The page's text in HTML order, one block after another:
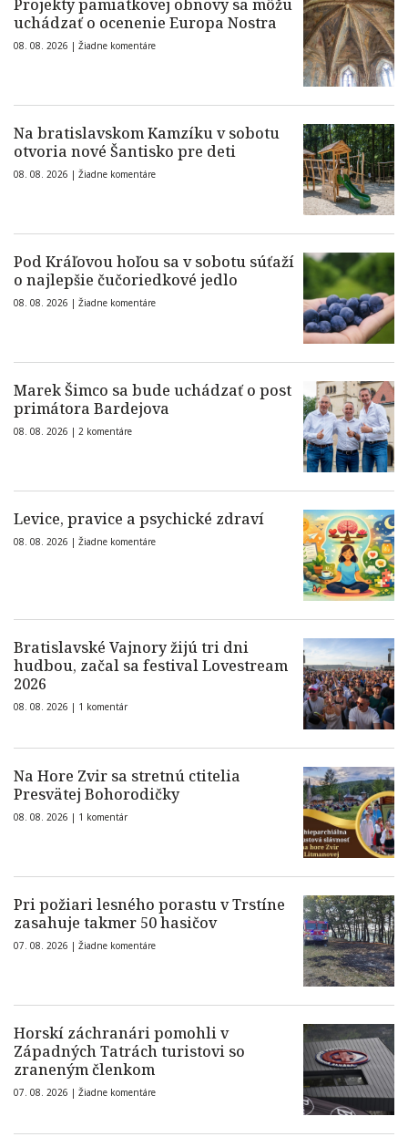
Projekty pamiatkovej obnovy sa môžu
uchádzať o ocenenie Europa Nostra
08. 08. 2026 | Žiadne komentáre
Na bratislavskom Kamzíku v sobotu
otvoria nové Šantisko pre deti
08. 08. 2026 | Žiadne komentáre
Pod Kráľovou hoľou sa v sobotu súťaží
o najlepšie čučoriedkové jedlo
08. 08. 2026 | Žiadne komentáre
Marek Šimco sa bude uchádzať o post
primátora Bardejova
08. 08. 2026 | 2 komentáre
Levice, pravice a psychické zdraví
08. 08. 2026 | Žiadne komentáre
Bratislavské Vajnory žijú tri dni
hudbou, začal sa festival Lovestream
2026
08. 08. 2026 | 1 komentár
Na Hore Zvir sa stretnú ctitelia
Presvätej Bohorodičky
08. 08. 2026 | 1 komentár
Pri požiari lesného porastu v Trstíne
zasahuje takmer 50 hasičov
07. 08. 2026 | Žiadne komentáre
Horskí záchranári pomohli v
Západných Tatrách turistovi so
zraneným členkom
07. 08. 2026 | Žiadne komentáre